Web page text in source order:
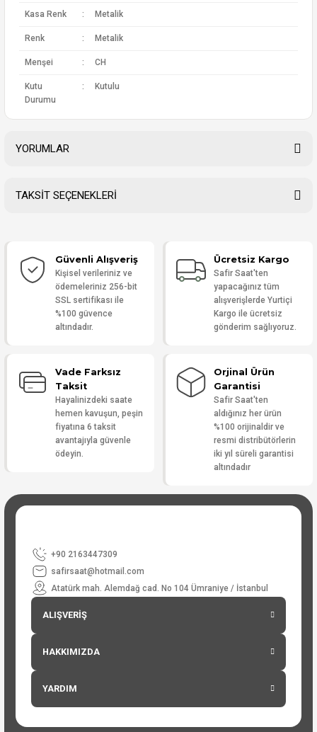
Kasa Renk : Metalik
Renk : Metalik
Menşei : CH
Kutu
Durumu
: Kutulu
YORUMLAR
Yorum Yaz
TAKSİT SEÇENEKLERİ
Güvenli Alışveriş
Kişisel verileriniz ve
ödemeleriniz 256-bit
SSL sertifikası ile
%100 güvence
altındadır.
Ücretsiz Kargo
Safir Saat'ten
yapacağınız tüm
alışverişlerde Yurtiçi
Kargo ile ücretsiz
gönderim sağlıyoruz.
Vade Farksız
Taksit
Hayalinizdeki saate
hemen kavuşun, peşin
fiyatına 6 taksit
avantajıyla güvenle
ödeyin.
Orjinal Ürün
Garantisi
Safir Saat'ten
aldığınız her ürün
%100 orijinaldir ve
resmi distribütörlerin
iki yıl süreli garantisi
altındadır
+90 2163447309
safirsaat@hotmail.com
Atatürk mah. Alemdağ cad. No 104 Ümraniye / İstanbul
ALIŞVERİŞ
HAKKIMIZDA
YARDIM